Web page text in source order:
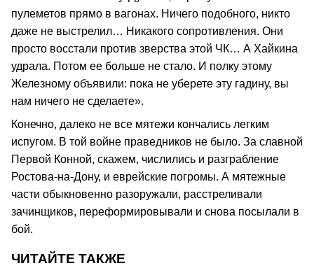
пулеметов прямо в вагонах. Ничего подобного, никто
даже не выстрелил… Никакого сопротивления. Они
просто восстали против зверства этой ЧК… А Хайкина
удрала. Потом ее больше не стало. И полку этому
Железному объявили: пока не уберете эту гадину, вы
нам ничего не сделаете».
Конечно, далеко не все мятежи кончались легким
испугом. В той войне праведников не было. За славной
Первой Конной, скажем, числились и разграбление
Ростова-на-Дону, и еврейские погромы. А мятежные
части обыкновенно разоружали, расстреливали
зачинщиков, переформировывали и снова посылали в
бой.
ЧИТАЙТЕ ТАКЖЕ